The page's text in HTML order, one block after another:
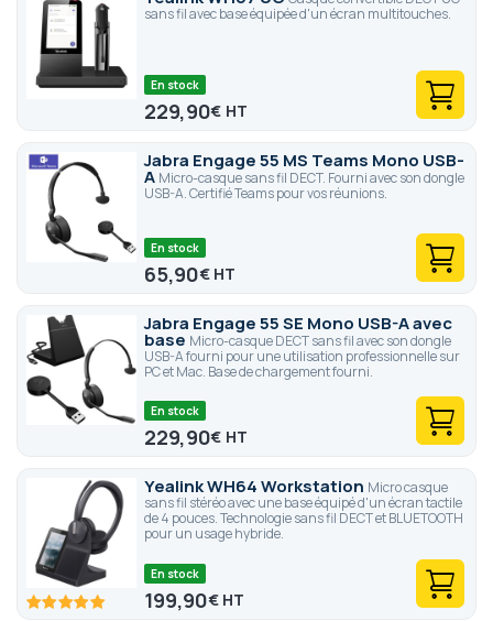
sans fil avec base équipée d'un écran multitouches.
En stock
229,90€
Jabra Engage 55 MS Teams Mono USB-
A Micro-casque sans fil DECT. Fourni avec son dongle
USB-A. Certifié Teams pour vos réunions.
En stock
65,90€
Jabra Engage 55 SE Mono USB-A avec
base Micro-casque DECT sans fil avec son dongle
USB-A fourni pour une utilisation professionnelle sur
PC et Mac. Base de chargement fourni.
En stock
229,90€
Yealink WH64 Workstation Micro casque
sans fil stéréo avec une base équipé d'un écran tactile
de 4 pouces. Technologie sans fil DECT et BLUETOOTH
pour un usage hybride.
100 100
En stock
199,90€